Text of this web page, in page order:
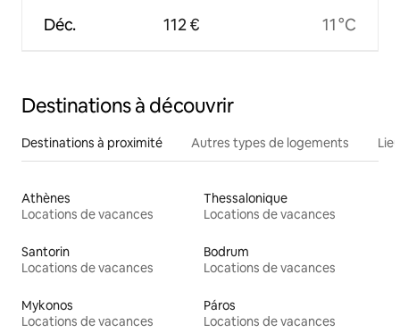
Déc. 112 € 11 °C
Destinations à découvrir
Destinations à proximité Autres types de logements
Athènes
Locations de vacances
Thessalonique
Locations de vacances
Santorin
Locations de vacances
Bodrum
Locations de vacances
Mykonos
Locations de vacances
Páros
Locations de vacances